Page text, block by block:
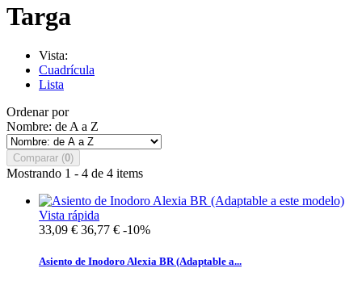
Targa
Vista:
Cuadrícula
Lista
Ordenar por
Nombre: de A a Z
Comparar (0)
Mostrando 1 - 4 de 4 items
Vista rápida
33,09 € 36,77 € -10%
Asiento de Inodoro Alexia BR (Adaptable a...